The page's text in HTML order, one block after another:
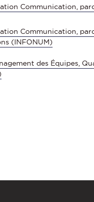
Communication,
Communication,
(INFONUM)
des Équipes,